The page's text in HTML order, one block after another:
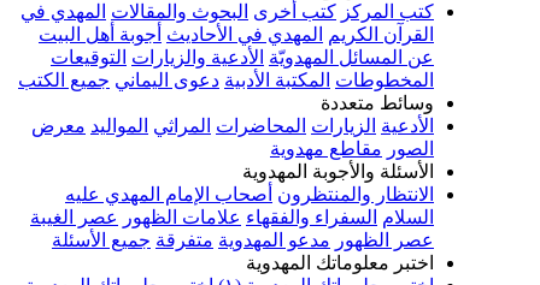
كتب أخرى البحوث والمقالات المهدي في
المهدي في الأحاديث أجوبة أهل البيت
المسائل المهدويّة الأدعية والزيارات التوقيعات
المكتبة الأدبية دعوى اليماني جميع الكتب
متعددة
الزيارات المحاضرات المراثي المواليد معرض
مقاطع مهدوية
والأجوبة المهدوية
والمنتظرون أصحاب الإمام المهدي عليه
السفراء والفقهاء علامات الظهور عصر الغيبة
مدعو المهدوية متفرقة جميع الأسئلة
معلوماتك المهدوية